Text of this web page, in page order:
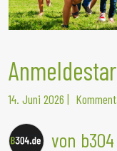
14. Juni 2026 |
von b304